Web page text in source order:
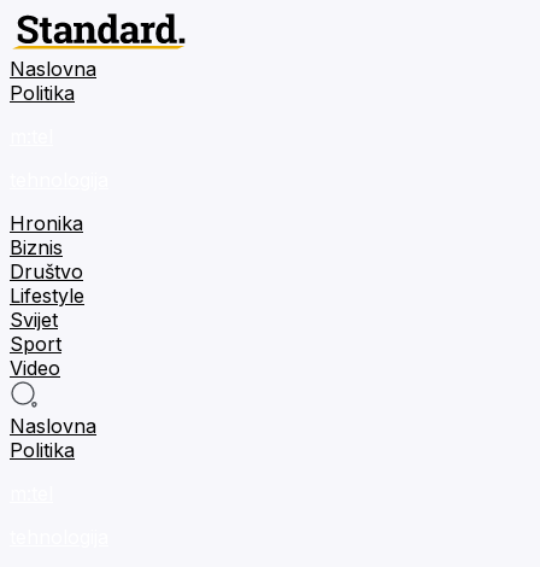
Naslovna
Politika
Hronika
Biznis
Društvo
Lifestyle
Svijet
Sport
Video
Naslovna
Politika